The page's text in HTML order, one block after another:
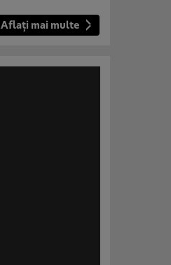
Aflaţi mai multe